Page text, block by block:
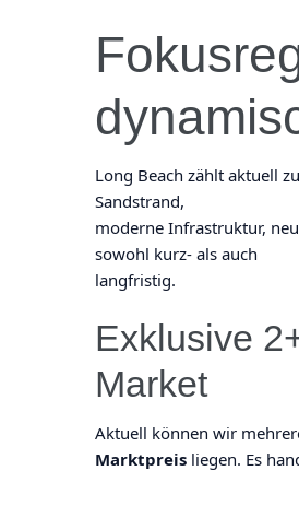
Long Beach zählt aktuell
Sandstrand,
moderne Infrastruktur,
sowohl kurz- als auch
langfristig.
Exklusive
Market
Aktuell können wir
Marktpreis liegen. Es